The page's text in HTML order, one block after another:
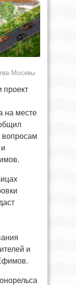
Москвы
проект
на месте
вопросам
и